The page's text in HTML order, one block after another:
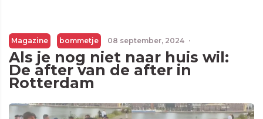
Magazine bommetje 08 september, 2024 ·
Als je nog niet naar huis wil:
De after van de after in
Rotterdam